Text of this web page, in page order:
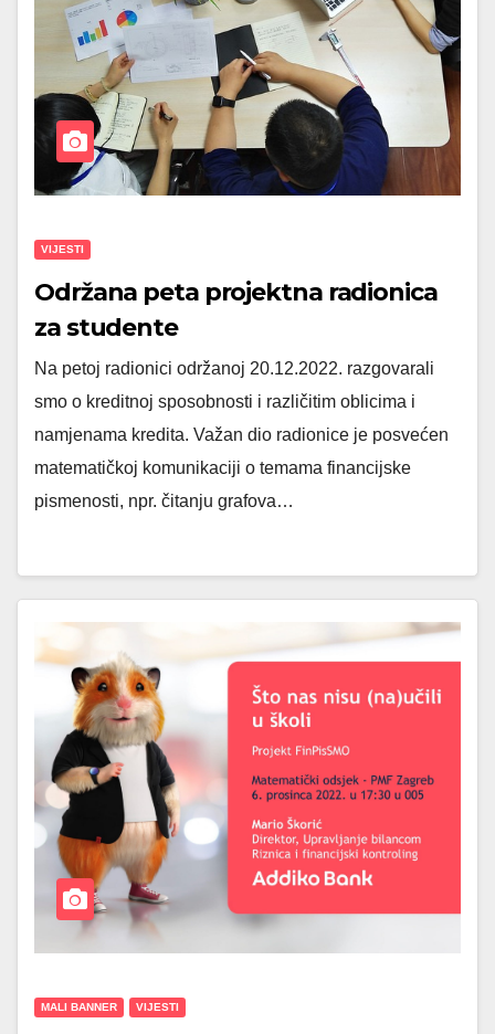
VIJESTI
Održana peta projektna radionica
za studente
Na petoj radionici održanoj 20.12.2022. razgovarali
smo o kreditnoj sposobnosti i različitim oblicima i
namjenama kredita. Važan dio radionice je posvećen
matematičkoj komunikaciji o temama financijske
pismenosti, npr. čitanju grafova…
MALI BANNER VIJESTI